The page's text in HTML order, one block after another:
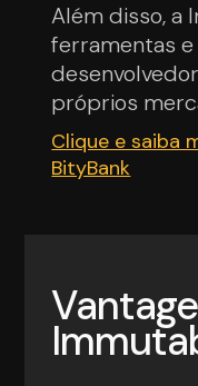
Além disso, a
ferramentas
próprios
Clique e saiba
BityBank